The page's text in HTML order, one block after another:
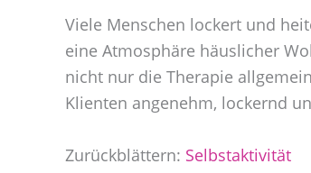
Viele Menschen lockert und
eine Atmosphäre häuslicher
nicht nur die Therapie
Klienten angenehm, lockernd
Zurückblättern: Selbstaktivität